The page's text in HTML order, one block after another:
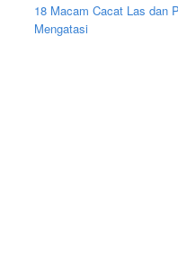
18 Macam Cacat Las dan
Mengatasi